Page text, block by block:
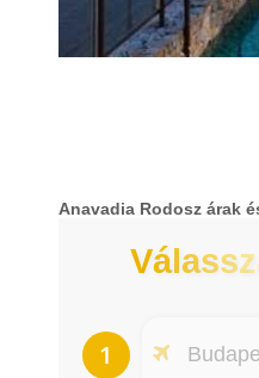
Anavadia Rodosz árak